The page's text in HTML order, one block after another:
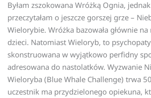
Byłam zszokowana Wróżką Ognia,
przeczytałam o jeszcze gorszej grze –
Wielorybie. Wróżka bazowała głównie na
dzieci. Natomiast Wieloryb, to
skonstruowana w wyjątkowo perfidny
adresowana do nastolatków. Wyzwanie
Wieloryba (Blue Whale Challenge) trwa
uczestnik ma przydzielonego opiekuna,